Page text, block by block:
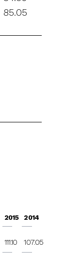
85.05
2015
111.10
2014
107.05